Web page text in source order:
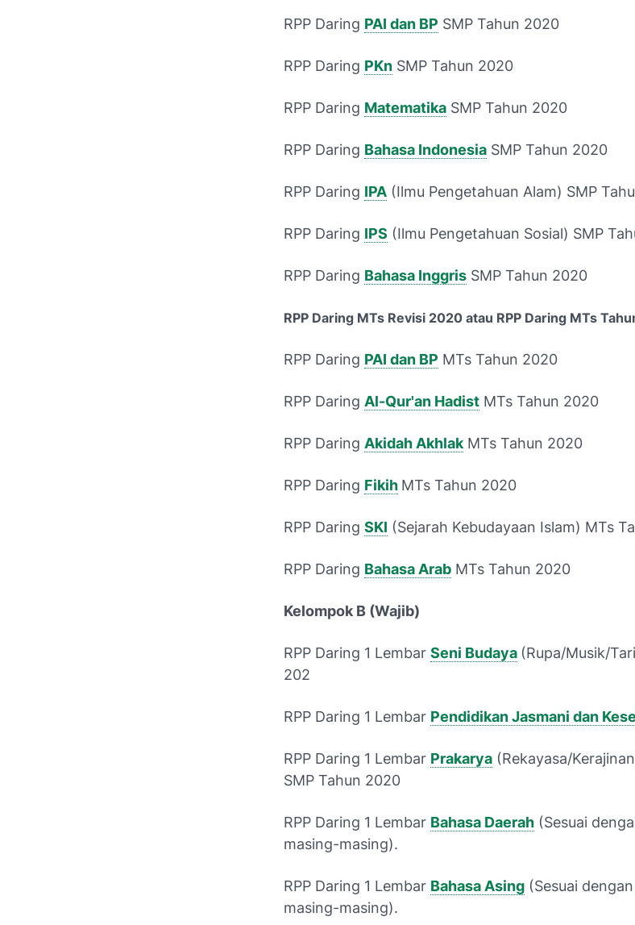
RPP Daring PAI dan BP SMP Tahun 2020
RPP Daring PKn SMP Tahun 2020
RPP Daring Matematika SMP Tahun 2020
RPP Daring Bahasa Indonesia SMP Tahun 2020
RPP Daring IPA (Ilmu Pengetahuan Alam) SMP
RPP Daring IPS (Ilmu Pengetahuan Sosial) SMP
RPP Daring Bahasa Inggris SMP Tahun 2020
RPP Daring MTs Revisi 2020 atau RPP Daring MTs
RPP Daring PAI dan BP MTs Tahun 2020
RPP Daring Al-Qur'an Hadist MTs Tahun 2020
RPP Daring Akidah Akhlak MTs Tahun 2020
RPP Daring Fikih MTs Tahun 2020
RPP Daring SKI (Sejarah Kebudayaan Islam) MTs
RPP Daring Bahasa Arab MTs Tahun 2020
Kelompok B (Wajib)
RPP Daring 1 Lembar Seni Budaya (Rupa/Musik/
202
RPP Daring 1 Lembar Pendidikan Jasmani dan
RPP Daring 1 Lembar Prakarya (Rekayasa/
SMP Tahun 2020
RPP Daring 1 Lembar Bahasa Daerah (Sesuai
masing-masing).
RPP Daring 1 Lembar Bahasa Asing (Sesuai
masing-masing).